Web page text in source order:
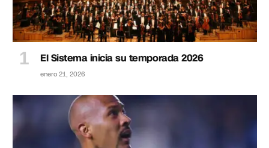
El Sistema inicia su temporada 2026
enero 21, 2026